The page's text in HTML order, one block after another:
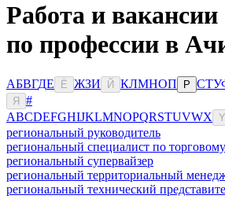
Работа и вакансии
по профессии в
АБВГДЕ Ё ЖЗИ Й КЛМНОП Р СТУ
Я
#
ABCDEFGHIJKLMNOPQRSTUVWX Y
региональный руководитель
региональный специалист по
региональный супервайзер
региональный территориальный
региональный технический